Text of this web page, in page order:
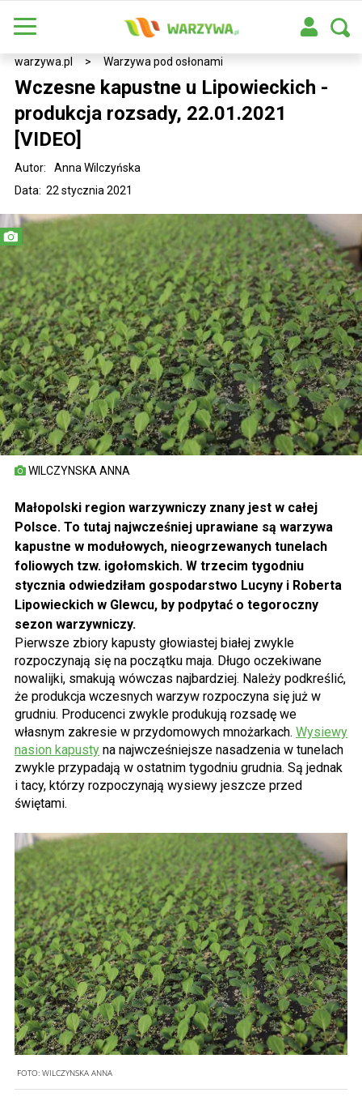
warzywa.pl > Warzywa pod osłonami
WILCZYNSKA ANNA
Wczesne kapustne u Lipowieckich -
produkcja rozsady, 22.01.2021
[VIDEO]
Data: 22 stycznia 2021
Autor: Anna Wilczyńska
Małopolski region warzywniczy znany jest w całej
Polsce. To tutaj najwcześniej uprawiane są warzywa
kapustne w modułowych, nieogrzewanych tunelach
foliowych tzw. igołomskich. W trzecim tygodniu
stycznia odwiedziłam gospodarstwo Lucyny i Roberta
Lipowieckich w Glewcu, by podpytać o tegoroczny
sezon warzywniczy.
Pierwsze zbiory kapusty głowiastej białej zwykle
rozpoczynają się na początku maja. Długo oczekiwane
nowalijki, smakują wówczas najbardziej. Należy podkreślić,
że produkcja wczesnych warzyw rozpoczyna się już w
grudniu. Producenci zwykle produkują rozsadę we
własnym zakresie w przydomowych mnożarkach. Wysiewy
nasion kapusty na najwcześniejsze nasadzenia w tunelach
zwykle przypadają w ostatnim tygodniu grudnia. Są jednak
i tacy, którzy rozpoczynają wysiewy jeszcze przed
świętami.
FOTO: WILCZYNSKA ANNA